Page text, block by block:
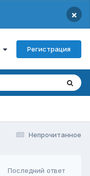
×
Регистрация
Непрочитанное
Последний ответ